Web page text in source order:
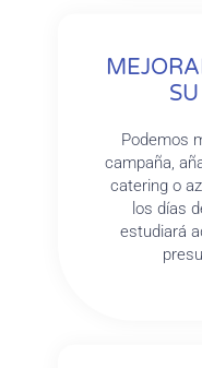
Podemos
campaña,
catering o
los días
estudiará